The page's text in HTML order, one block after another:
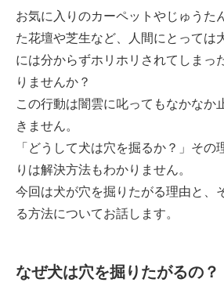
お気に入りのカーペットやじゅうた
た花壇や芝生など、人間にとっては
には分からずホリホリされてしまっ
りませんか？
この行動は闇雲に叱ってもなかなか
きません。
「どうして犬は穴を掘るか？」その
りは解決方法もわかりません。
今回は犬が穴を掘りたがる理由と、
る方法についてお話します。
なぜ犬は穴を掘りたがるの？